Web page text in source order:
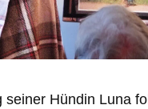
seiner Hündin Luna